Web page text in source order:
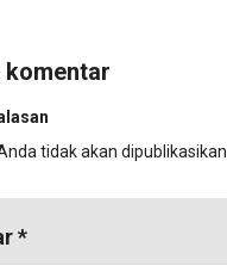
tidak akan dipublikasikan.
*